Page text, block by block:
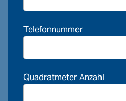
Telefonnummer
Quadratmeter Anzahl